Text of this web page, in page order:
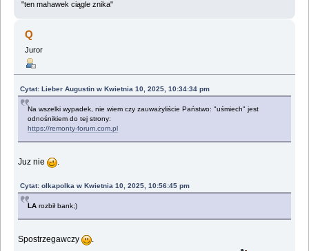
"ten mahawek ciągle znika"
Q
Juror
Cytat: Lieber Augustin w Kwietnia 10, 2025, 10:34:34 pm
Na wszelki wypadek, nie wiem czy zauważyliście Państwo: "uśmiech" jest
odnośnikiem do tej strony:
https://remonty-forum.com.pl
Juz nie .
Cytat: olkapolka w Kwietnia 10, 2025, 10:56:45 pm
LA rozbił bank;)
Spostrzegawczy .